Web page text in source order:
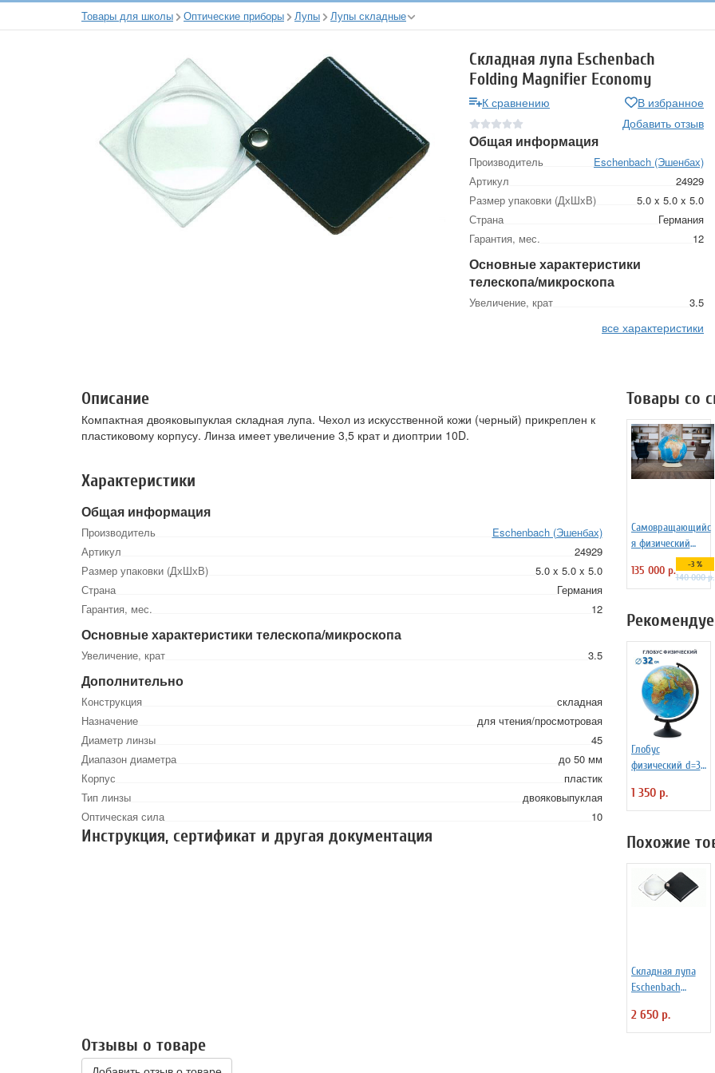
Товары для школы Оптические приборы Лупы Лупы складные
Складная лупа Eschenbach
Folding Magnifier Economy
К сравнению
В избранное
Добавить отзыв
Общая информация
Производитель
Eschenbach (Эшенбах)
Артикул
24929
Размер упаковки (ДхШхВ)
5.0 x 5.0 x 5.0
Страна
Германия
Гарантия, мес.
12
Основные характеристики
телескопа/микроскопа
Увеличение, крат 3.5
все характеристики
Описание
Компактная двояковыпуклая складная лупа. Чехол из искусственной кожи (черный) прикреплен к
пластиковому корпусу. Линза имеет увеличение 3,5 крат и диоптрии 10D.
Характеристики
Общая информация
Производитель
Eschenbach (Эшенбах)
Артикул
24929
Размер упаковки (ДхШхВ)
5.0 x 5.0 x 5.0
Страна
Германия
Гарантия, мес.
12
Основные характеристики телескопа/микроскопа
Увеличение, крат 3.5
Дополнительно
Конструкция
складная
Назначение
для чтения/просмотровая
Диаметр линзы
45
Диапазон диаметра
до 50 мм
Корпус
пластик
Тип линзы
двояковыпуклая
Оптическая сила
10
Инструкция, сертификат и другая документация
Товары со
Самовращающийс
я физический
глобус 130 см на
пластиковой
подставке
135 000 р. -3 %
140 000 р.
Глобус
физический d=32
1 350 р.
Похожие
Складная лупа
Eschenbach
15878
2 650 р.
Отзывы о товаре